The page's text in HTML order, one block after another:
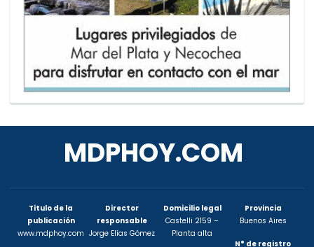
MDPHOY.COM
Titulo de la
publicación
www.mdphoy.com
Director
responsable
Jorge Elías Gómez
Domicilio legal
Castelli 2159 –
Planta alta
Provincia
Buenos Aires
N° de registro